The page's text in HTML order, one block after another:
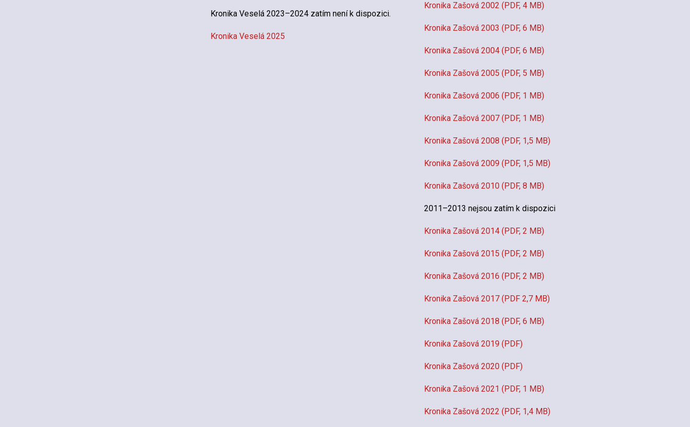
Kronika Veselá 2023–2024 zatím není k dispozici.
Kronika Veselá 2025
Kronika Zašová 2002 (PDF, 4 MB)
Kronika Zašová 2003 (PDF, 6 MB)
Kronika Zašová 2004 (PDF, 6 MB)
Kronika Zašová 2005 (PDF, 5 MB)
Kronika Zašová 2006 (PDF, 1 MB)
Kronika Zašová 2007 (PDF, 1 MB)
Kronika Zašová 2008 (PDF, 1,5 MB)
Kronika Zašová 2009 (PDF, 1,5 MB)
Kronika Zašová 2010 (PDF, 8 MB)
2011–2013 nejsou zatím k dispozici
Kronika Zašová 2014 (PDF, 2 MB)
Kronika Zašová 2015 (PDF, 2 MB)
Kronika Zašová 2016 (PDF, 2 MB)
Kronika Zašová 2017 (PDF 2,7 MB)
Kronika Zašová 2018 (PDF, 6 MB)
Kronika Zašová 2019 (PDF)
Kronika Zašová 2020 (PDF)
Kronika Zašová 2021 (PDF, 1 MB)
Kronika Zašová 2022 (PDF, 1,4 MB)